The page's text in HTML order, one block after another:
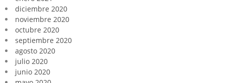
diciembre 2020
noviembre 2020
octubre 2020
septiembre 2020
agosto 2020
julio 2020
junio 2020